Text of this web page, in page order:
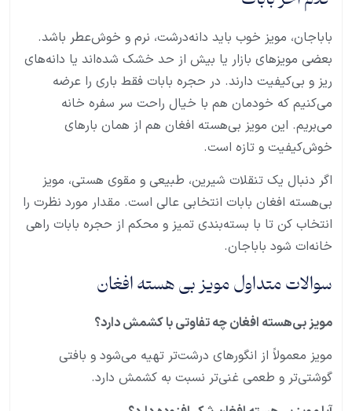
باباجان، مویز خوب باید دانه‌درشت، نرم و خوش‌عطر باشد.
بعضی مویزهای بازار یا بیش از حد خشک شده‌اند یا دانه‌های
ریز و بی‌کیفیت دارند. در حجره بابات فقط باری را عرضه
می‌کنیم که خودمان هم با خیال راحت سر سفره خانه
می‌بریم. این مویز بی‌هسته افغان هم از همان بارهای
خوش‌کیفیت و تازه است.
اگر دنبال یک تنقلات شیرین، طبیعی و مقوی هستی، مویز
بی‌هسته افغان بابات انتخابی عالی است. مقدار مورد نظرت را
انتخاب کن تا با بسته‌بندی تمیز و محکم از حجره بابات راهی
خانه‌ات شود باباجان.
سوالات متداول مویز بی هسته افغان
مویز بی‌هسته افغان چه تفاوتی با کشمش دارد؟
مویز معمولاً از انگورهای درشت‌تر تهیه می‌شود و بافتی
گوشتی‌تر و طعمی غنی‌تر نسبت به کشمش دارد.